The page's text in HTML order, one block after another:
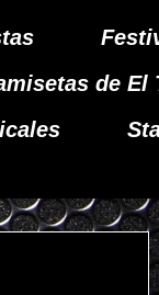
de El